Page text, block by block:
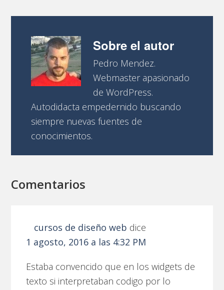
Sobre el autor
Pedro Mendez.
Webmaster apasionado
de WordPress.
Autodidacta empedernido buscando
siempre nuevas fuentes de
conocimientos.
Comentarios
cursos de diseño web dice
1 agosto, 2016 a las 4:32 PM
Estaba convencido que en los widgets de
texto si interpretaban codigo por lo